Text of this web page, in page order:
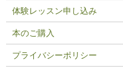
体験レッスン申し込み
本のご購入
プライバシーポリシー